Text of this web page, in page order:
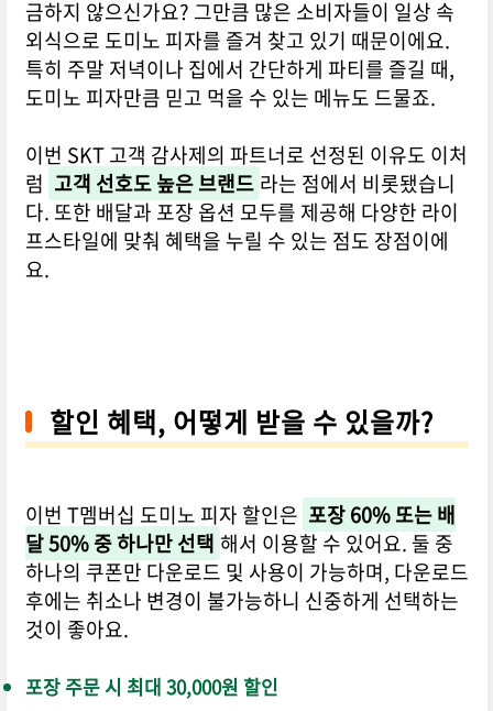
금하지 않으신가요? 그만큼 많은 소비자들이 일상 속
외식으로 도미노 피자를 즐겨 찾고 있기 때문이에요.
특히 주말 저녁이나 집에서 간단하게 파티를 즐길 때,
도미노 피자만큼 믿고 먹을 수 있는 메뉴도 드물죠.
이번 SKT 고객 감사제의 파트너로 선정된 이유도 이처
럼 고객 선호도 높은 브랜드 라는 점에서 비롯됐습니
다. 또한 배달과 포장 옵션 모두를 제공해 다양한 라이
프스타일에 맞춰 혜택을 누릴 수 있는 점도 장점이에
요.
할인 혜택, 어떻게 받을 수 있을까?
이번 T멤버십 도미노 피자 할인은 포장 60% 또는 배
달 50% 중 하나만 선택 해서 이용할 수 있어요. 둘 중
하나의 쿠폰만 다운로드 및 사용이 가능하며, 다운로드
후에는 취소나 변경이 불가능하니 신중하게 선택하는
것이 좋아요.
포장 주문 시 최대 30,000원 할인